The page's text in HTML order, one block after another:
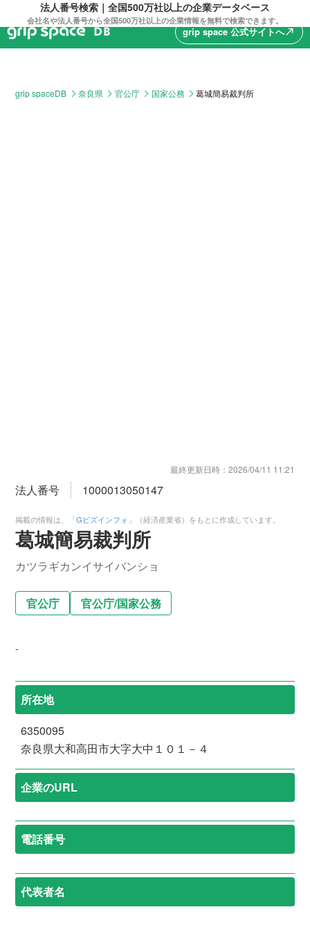
法人番号検索｜全国500万社以上の企業データベース
会社名や法人番号から全国500万社以上の企業情報を無料で検索できます。
grip space 公式サイトへnorth_east
grip spaceDB 奈良県 官公庁 国家公務 葛城簡易裁判所
最終更新日時： 2026/04/11 11:21
法人番号 1000013050147
掲載の情報は、「Gビズインフォ 」（経済産業省）をもとに作成しています。
葛城簡易裁判所
カツラギカンイサイバンショ
官公庁 官公庁/国家公務
-
所在地
6350095
奈良県大和高田市大字大中１０１－４
企業のURL
電話番号
代表者名